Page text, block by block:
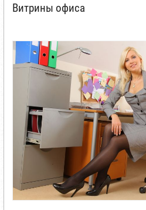
Витрины офиса